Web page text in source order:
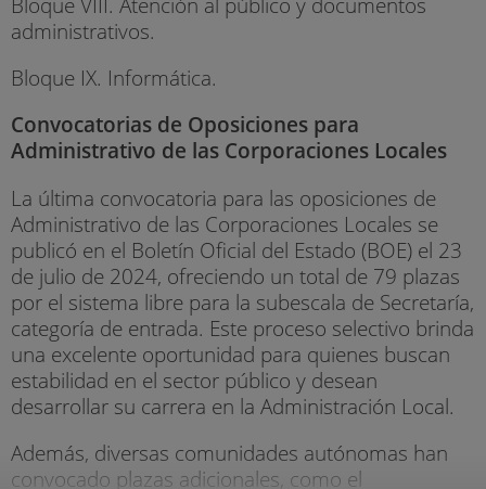
administrativos.
Bloque IX. Informática.
Convocatorias de Oposiciones para
Administrativo de las Corporaciones Locales
La última convocatoria para las oposiciones de
Administrativo de las Corporaciones Locales se
publicó en el Boletín Oficial del Estado (BOE) el 23
de julio de 2024, ofreciendo un total de 79 plazas
por el sistema libre para la subescala de Secretaría,
categoría de entrada. Este proceso selectivo brinda
una excelente oportunidad para quienes buscan
estabilidad en el sector público y desean
desarrollar su carrera en la Administración Local.
Además, diversas comunidades autónomas han
convocado plazas adicionales, como el